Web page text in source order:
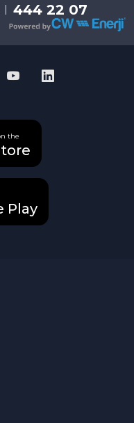
| 444 22 07
the
Play